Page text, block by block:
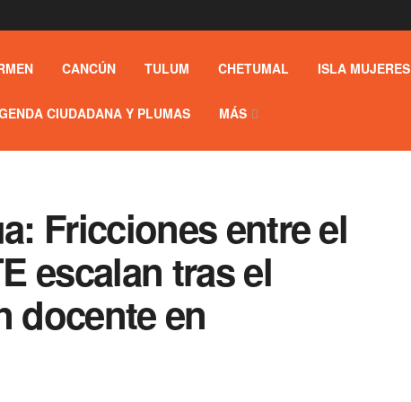
CANCÚN TULUM CHETUMAL ISLA MUJERES
CIUDADANA Y PLUMAS MÁS
Fricciones entre el
escalan tras el
docente en